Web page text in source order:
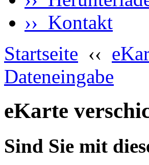
›› Kontakt
Startseite ‹‹
Dateneingabe
eKarte
Sind Sie mit